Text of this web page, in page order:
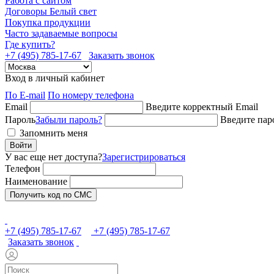
Договоры Белый свет
Покупка продукции
Часто задаваемые вопросы
Где купить?
+7 (495) 785-17-67
Заказать звонок
Вход в личный кабинет
По E-mail По номеру телефона
Email
Введите корректный Email
ПарольЗабыли пароль?
Введите
Запомнить меня
Войти
У вас еще нет доступа?Зарегистрироваться
Телефон
Наименование
Получить код по СМС
+7 (495) 785-17-67
+7 (495) 785-17-67
Заказать звонок